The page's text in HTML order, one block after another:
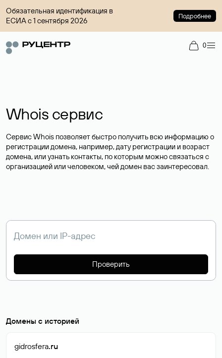
Обязательная идентификация в
ЕСИА с 1 сентября 2026
Подробнее
0
Whois сервис
Сервис Whois позволяет быстро получить всю информацию о
регистрации домена, например, дату регистрации и возраст
домена, или узнать контакты, по которым можно связаться с
организацией или человеком, чей домен вас заинтересовал.
Проверить
Домены с историей
gidrosfera.ru